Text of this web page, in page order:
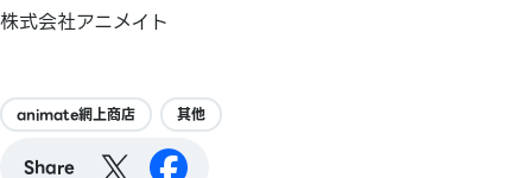
株式会社アニメイト
animate網上商店 其他
Share